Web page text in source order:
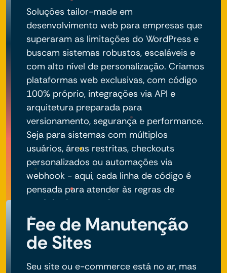
Soluções tailor-made em
desenvolvimento web para empresas que
superaram as limitações do WordPress e
buscam sistemas robustos, escaláveis e
com alto nível de personalização. Criamos
plataformas web exclusivas, com código
100% próprio, integrações via API e
arquitetura preparada para
versionamento, segurança e performance.
Seja para sistemas com múltiplos
usuários, áreas restritas, checkouts
personalizados ou automações via
webhook - aqui, cada linha de código é
pensada para atender às regras de
negócio do seu projeto.
Fee de Manutenção
de Sites
Seu site ou e-commerce está no ar, mas